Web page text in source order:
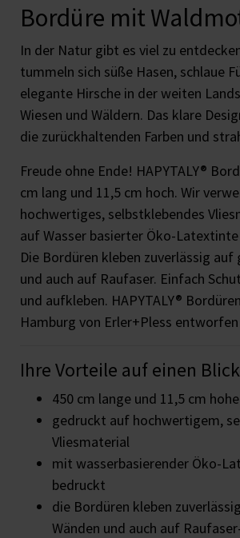
Bordüre mit
In der Natur gibt es viel zu
tummeln sich süße Hasen, schlaue
elegante Hirsche in der weiten
Wiesen und Wäldern. Das klare
die zurückhaltenden Farben und
Freude ohne Ende! HAPYTALY®
cm lang und 11,5 cm hoch. Wir
hochwertiges, selbstklebendes
auf Wasser basierter Öko-
Die Bordüren kleben zuverlässig auf
und auch auf Raufaser. Einfach
und aufkleben. HAPYTALY®
Hamburg von Erler+Pless
Ihre Vorteile auf einen Blick
450 cm lange und 11,5 cm
gedruckt auf hochwertigem,
Vliesmaterial
mit wasserbasierender Öko-
bedruckt
die Bordüren kleben
Wänden und auch auf